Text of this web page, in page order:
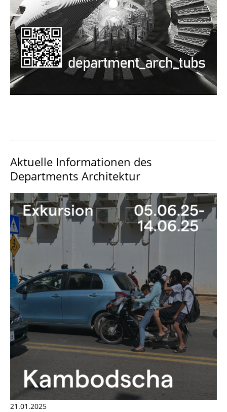
Aktuelle Informationen des
Departments Architektur
21.01.2025